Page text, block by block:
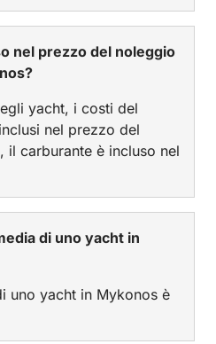
nel prezzo del noleggio
yacht, i costi del
nel prezzo del
il carburante è incluso nel
di uno yacht in
uno yacht in Mykonos è